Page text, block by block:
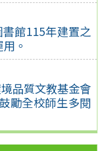
館115年建置之
。
品質文教基金會
勵全校師生多閱